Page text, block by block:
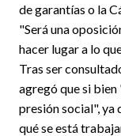
de garantías o la
"Será una
hacer lugar a lo
Tras ser
agregó que si bien
presión social", ya
qué se está